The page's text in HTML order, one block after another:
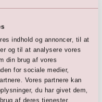
indhold og annoncer, til at
og til at analysere vores
din brug af vores
for sociale medier,
Vores partnere kan
du har givet dem,
af deres tjenester.
Brudepige kjole
1.299,00 DKK